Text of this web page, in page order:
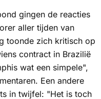
gingen de reacties
aller tijden van
toonde zich kritisch op
contract in Brazilië
wat een simpele",
Een andere
in twijfel: "Het is toch